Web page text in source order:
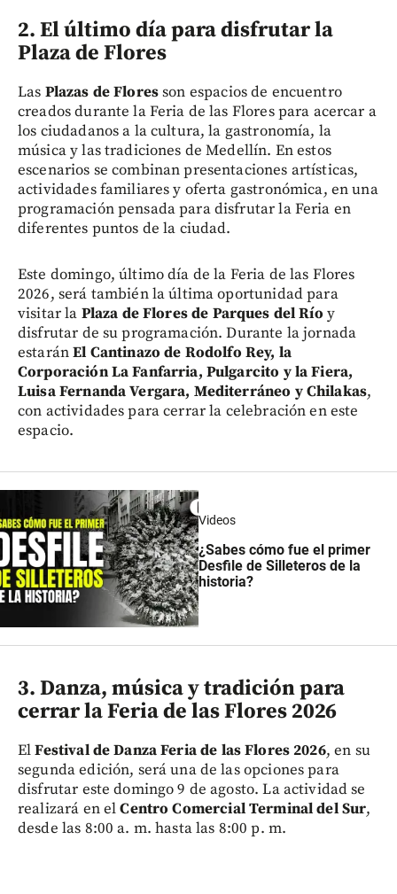
2. El último día para disfrutar la
Plaza de Flores
Las Plazas de Floresson espacios de encuentro
creados durante la Feria de las Flores para acercar a
los ciudadanos a la cultura, la gastronomía, la
música y las tradiciones de Medellín. En estos
escenarios se combinan presentaciones artísticas,
actividades familiares y oferta gastronómica, en una
programación pensada para disfrutar la Feria en
diferentes puntos de la ciudad.
Este domingo, último día de la Feria de las Flores
2026, será también la última oportunidad para
visitar la Plaza de Flores de Parques del Río y
disfrutar de su programación. Durante la jornada
estaránEl Cantinazo de Rodolfo Rey, la
Corporación La Fanfarria, Pulgarcito y la Fiera,
Luisa Fernanda Vergara, Mediterráneo y Chilakas,
con actividades para cerrar la celebración en este
espacio.
Videos
¿Sabes cómo fue el primer
Desfile de Silleteros de la
historia?
3. Danza, música y tradición para
cerrar la Feria de las Flores 2026
ElFestival de Danza Feria de las Flores 2026, en su
segunda edición, será una de las opciones para
disfrutar este domingo 9 de agosto. La actividad se
realizará en elCentro Comercial Terminal del Sur,
desde las 8:00 a. m. hasta las 8:00 p. m.